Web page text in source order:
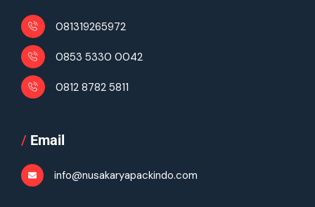
081319265972
0853 5330 0042
0812 8782 5811
/ Email
info@nusakaryapackindo.com